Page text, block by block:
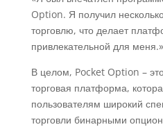
Option. Я получил
торговлю, что делает
привлекательной для меня.»
В целом, Pocket Option –
торговая платформа,
пользователям широкий
торговли бинарными